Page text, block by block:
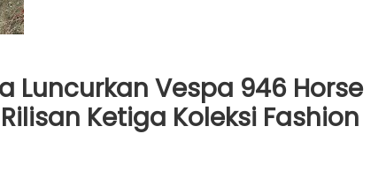
Luncurkan Vespa 946 Horse
Ketiga Koleksi Fashion